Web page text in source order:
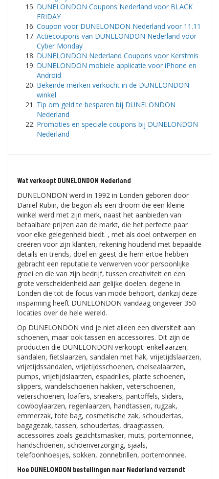
DUNELONDON Coupons Nederland voor BLACK
FRIDAY
Coupon voor DUNELONDON Nederland voor 11.11
Actiecoupons van DUNELONDON Nederland voor
Cyber ​​Monday
DUNELONDON Nederland Coupons voor Kerstmis
DUNELONDON mobiele applicatie voor iPhone en
Android
Bekende merken verkocht in de DUNELONDON
winkel
Tip om geld te besparen bij DUNELONDON
Nederland
Promoties en speciale coupons bij DUNELONDON
Nederland
Wat verkoopt DUNELONDON Nederland
DUNELONDON werd in 1992 in Londen geboren door
Daniel Rubin, die begon als een droom die een kleine
winkel werd met zijn merk, naast het aanbieden van
betaalbare prijzen aan de markt, die het perfecte paar
voor elke gelegenheid biedt. , met als doel ontwerpen en
creëren voor zijn klanten, rekening houdend met bepaalde
details en trends, doel en geest die hem ertoe hebben
gebracht een reputatie te verwerven voor persoonlijke
groei en die van zijn bedrijf, tussen creativiteit en een
grote verscheidenheid aan gelijke doelen. degene in
Londen die tot de focus van mode behoort, dankzij deze
inspanning heeft DUNELONDON vandaag ongeveer 350
locaties over de hele wereld.
Op DUNELONDON vind je niet alleen een diversiteit aan
schoenen, maar ook tassen en accessoires. Dit zijn de
producten die DUNELONDON verkoopt: enkellaarzen,
sandalen, fietslaarzen, sandalen met hak, vrijetijdslaarzen,
vrijetijdssandalen, vrijetijdsschoenen, chelsealaarzen,
pumps, vrijetijdslaarzen, espadrilles, platte schoenen,
slippers, wandelschoenen hakken, veterschoenen,
veterschoenen, loafers, sneakers, pantoffels, sliders,
cowboylaarzen, regenlaarzen, handtassen, rugzak,
emmerzak, tote bag, cosmetische zak, schoudertas,
bagagezak, tassen, schoudertas, draagtassen,
accessoires zoals gezichtsmasker, muts, portemonnee,
handschoenen, schoenverzorging, sjaals,
telefoonhoesjes, sokken, zonnebrillen, portemonnee.
Hoe DUNELONDON bestellingen naar Nederland verzendt